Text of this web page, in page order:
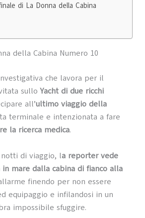
di La Donna della Cabina
della Cabina Numero 10
che lavora per il
sullo Yacht di due ricchi
all’ultimo viaggio della
terminale e intenzionata a fare
la ricerca medica.
di viaggio, la reporter vede
mare dalla cabina di fianco alla
finendo per non essere
equipaggio e infilandosi in un
impossibile sfuggire.